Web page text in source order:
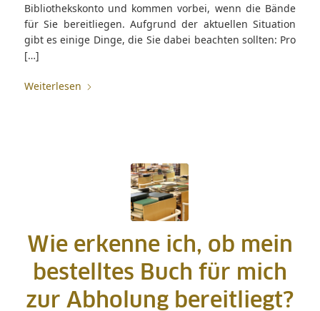
Bibliothekskonto und kommen vorbei, wenn die Bände
für Sie bereitliegen. Aufgrund der aktuellen Situation
gibt es einige Dinge, die Sie dabei beachten sollten: Pro
[…]
Weiterlesen
Wie erkenne ich, ob mein
bestelltes Buch für mich
zur Abholung bereitliegt?